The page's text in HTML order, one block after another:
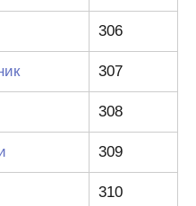
306
307
308
309
310